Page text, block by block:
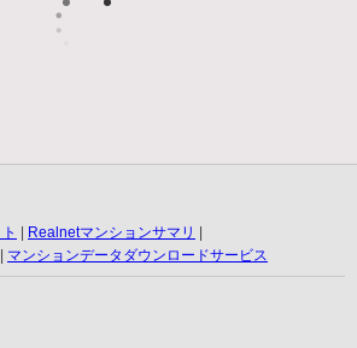
Realnetマンションサマリ
マンションデータダウンロードサービス